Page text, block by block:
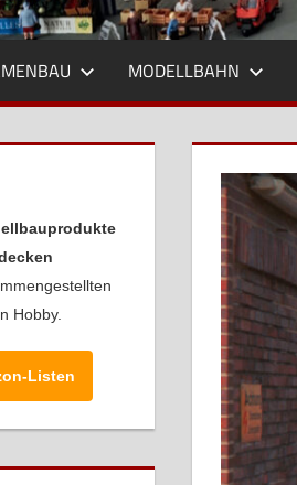
MODELLBAHN
Hobby.
Listen